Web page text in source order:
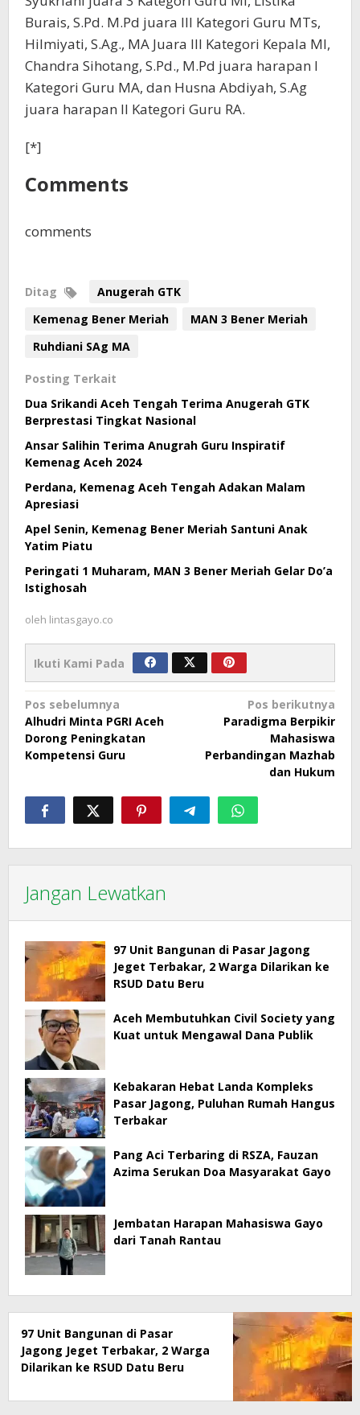
Burais, S.Pd. M.Pd juara III Kategori Guru MTs,
Hilmiyati, S.Ag., MA Juara III Kategori Kepala MI,
Chandra Sihotang, S.Pd., M.Pd juara harapan I
Kategori Guru MA, dan Husna Abdiyah, S.Ag
juara harapan II Kategori Guru RA.
[*]
Comments
comments
Ditag
Anugerah GTK
Kemenag Bener Meriah
MAN 3 Bener Meriah
Ruhdiani SAg MA
Posting Terkait
Dua Srikandi Aceh Tengah Terima Anugerah GTK
Berprestasi Tingkat Nasional
Ansar Salihin Terima Anugrah Guru Inspiratif
Kemenag Aceh 2024
Perdana, Kemenag Aceh Tengah Adakan Malam
Apresiasi
Apel Senin, Kemenag Bener Meriah Santuni Anak
Yatim Piatu
Peringati 1 Muharam, MAN 3 Bener Meriah Gelar Do’a
Istighosah
oleh lintasgayo.co
Ikuti Kami Pada
Navigasi
pos
Pos sebelumnya
Alhudri Minta PGRI Aceh
Dorong Peningkatan
Kompetensi Guru
Pos berikutnya
Paradigma Berpikir
Mahasiswa
Perbandingan Mazhab
dan Hukum
Jangan Lewatkan
97 Unit Bangunan di Pasar Jagong
Jeget Terbakar, 2 Warga Dilarikan ke
RSUD Datu Beru
Aceh Membutuhkan Civil Society yang
Kuat untuk Mengawal Dana Publik
Kebakaran Hebat Landa Kompleks
Pasar Jagong, Puluhan Rumah Hangus
Terbakar
Pang Aci Terbaring di RSZA, Fauzan
Azima Serukan Doa Masyarakat Gayo
Jembatan Harapan Mahasiswa Gayo
dari Tanah Rantau
97 Unit Bangunan di Pasar
Jagong Jeget Terbakar, 2 Warga
Dilarikan ke RSUD Datu Beru